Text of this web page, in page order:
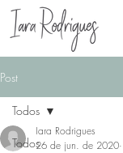
Post
Todos
Todos
Iara Rodrigues
26 de jun. de 2020